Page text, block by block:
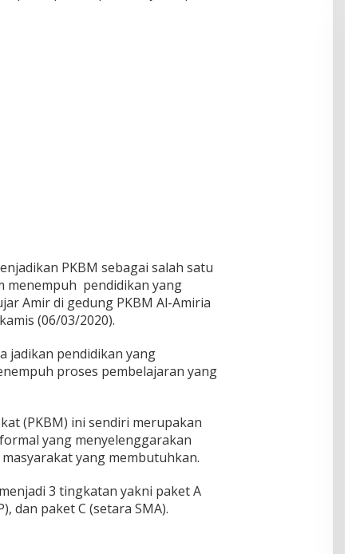
PKBM sebagai salah satu
menempuh pendidikan yang
Amir di gedung PKBM Al-Amiria
(06/03/2020).
jadikan pendidikan yang
proses pembelajaran yang
(PKBM) ini sendiri merupakan
yang menyelenggarakan
yang membutuhkan.
3 tingkatan yakni paket A
dan paket C (setara SMA).